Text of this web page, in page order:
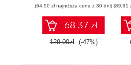
(64,50 zł najniższa cena z 30 dni)
68.37 zł
129.00zł (-47%)
(89,91